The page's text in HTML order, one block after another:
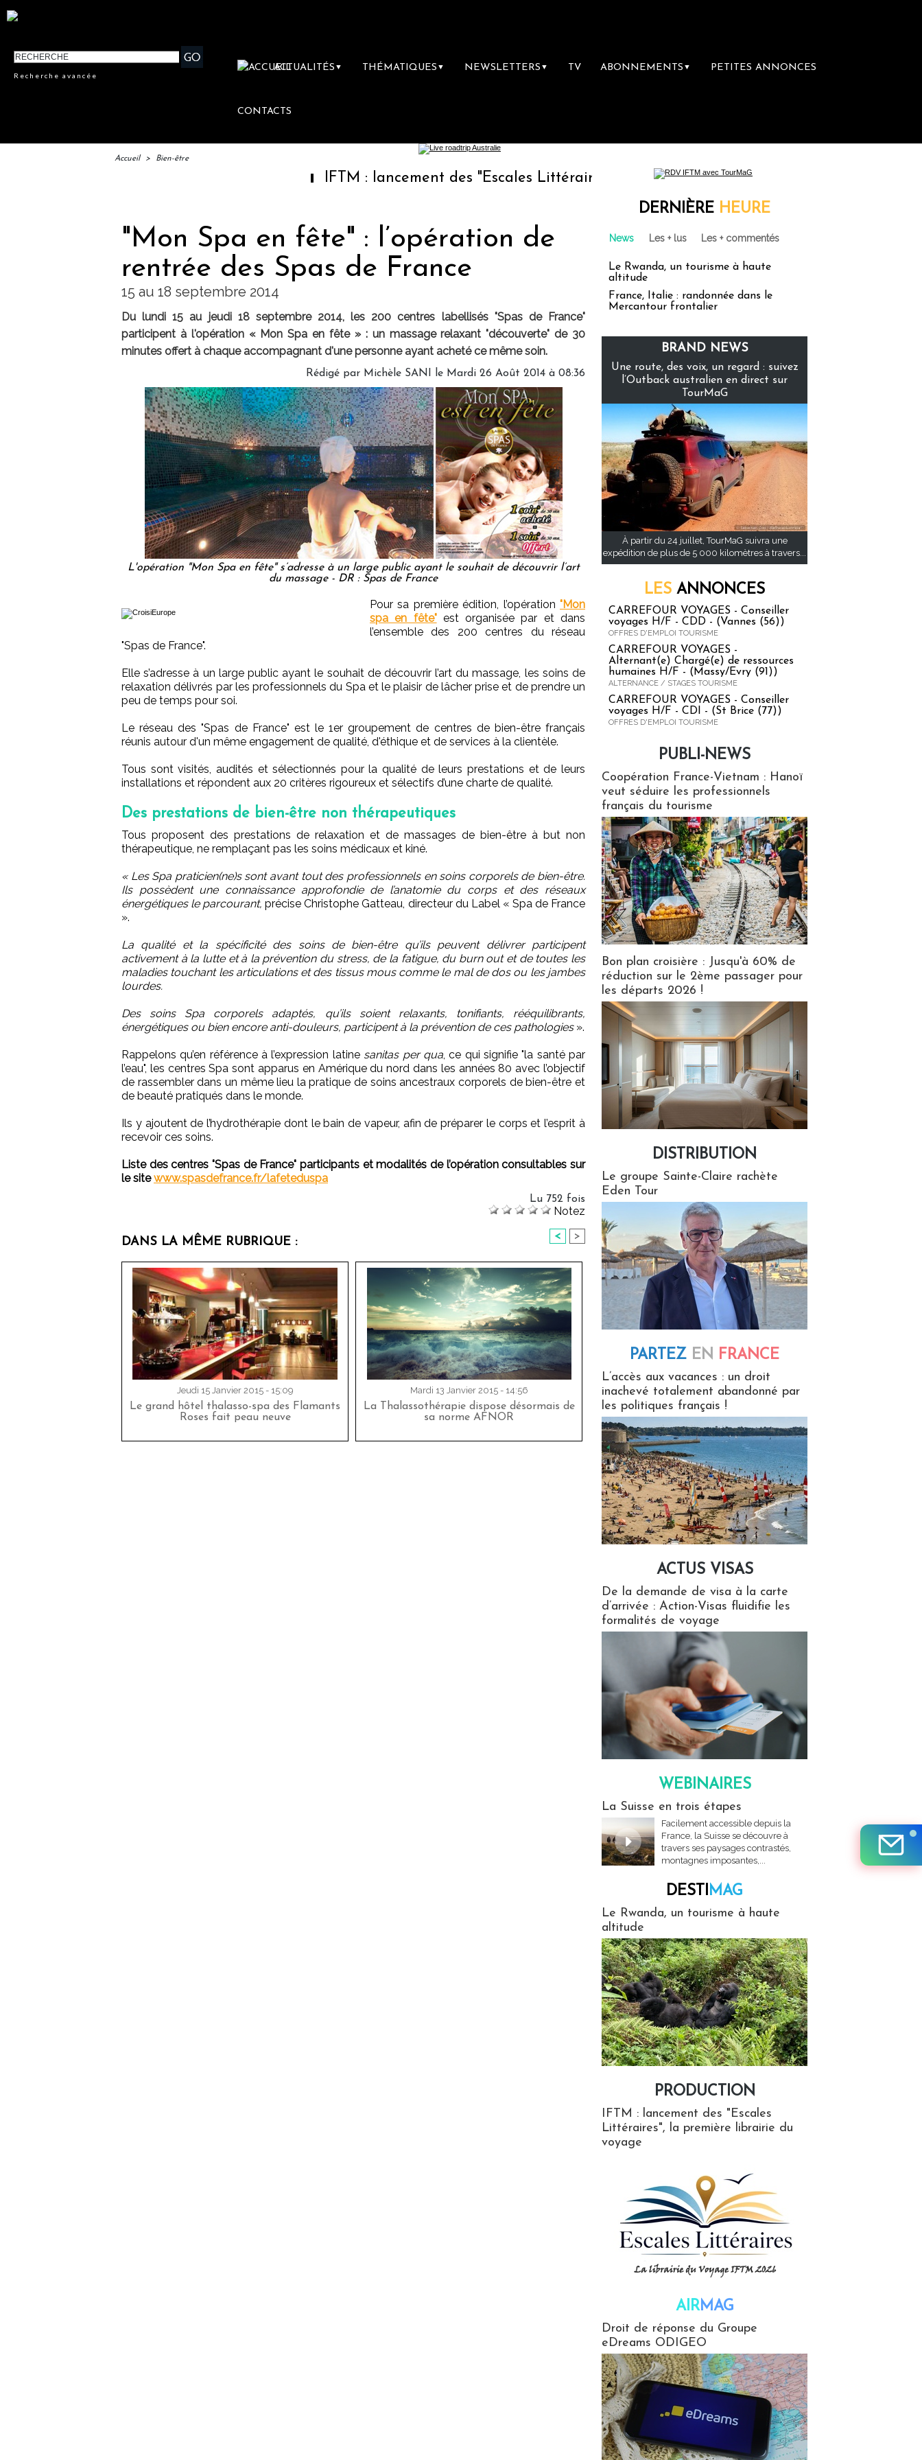
Recherche avancée
ACTUALITÉS ▼ THÉMATIQUES ▼ NEWSLETTERS ▼ TV ABONNEMENTS ▼ PETITES ANNONCES
CONTACTS
Accueil > Bien-être
IFTM : lancement des "Escales Littéraires", la première librairie du voyage
"Mon Spa en fête" : l’opération de
rentrée des Spas de France
15 au 18 septembre 2014
Du lundi 15 au jeudi 18 septembre 2014, les 200 centres labellisés "Spas de France"
participent à l'opération « Mon Spa en fête » : un massage relaxant "découverte" de 30
minutes offert à chaque accompagnant d'une personne ayant acheté ce même soin.
Rédigé par Michèle SANI le Mardi 26 Août 2014 à 08:36
L'opération "Mon Spa en fête" s’adresse à un large public ayant le souhait de découvrir l’art
du massage - DR : Spas de France
Pour sa première édition, l’opération "Mon
spa en fête"est organisée par et dans
l’ensemble des 200 centres du réseau
"Spas de France".
Elle s’adresse à un large public ayant le souhait de découvrir l’art du massage, les soins de
relaxation délivrés par les professionnels du Spa et le plaisir de lâcher prise et de prendre un
peu de temps pour soi.
Le réseau des "Spas de France" est le 1er groupement de centres de bien-être français
réunis autour d'un même engagement de qualité, d'éthique et de services à la clientèle.
Tous sont visités, audités et sélectionnés pour la qualité de leurs prestations et de leurs
installations et répondent aux 20 critères rigoureux et sélectifs d’une charte de qualité.
Des prestations de bien-être non thérapeutiques
Tous proposent des prestations de relaxation et de massages de bien-être à but non
thérapeutique, ne remplaçant pas les soins médicaux et kiné.
« Les Spa praticien(ne)s sont avant tout des professionnels en soins corporels de bien-être.
Ils possèdent une connaissance approfondie de l’anatomie du corps et des réseaux
énergétiques le parcourant, précise Christophe Gatteau, directeur du Label « Spa de France
».
La qualité et la spécificité des soins de bien-être qu’ils peuvent délivrer participent
activement à la lutte et à la prévention du stress, de la fatigue, du burn out et de toutes les
maladies touchant les articulations et des tissus mous comme le mal de dos ou les jambes
lourdes.
Des soins Spa corporels adaptés, qu’ils soient relaxants, tonifiants, rééquilibrants,
énergétiques ou bien encore anti-douleurs, participent à la prévention de ces pathologies».
Rappelons qu’en référence à l’expression latine sanitas per qua, ce qui signifie "la santé par
l’eau", les centres Spa sont apparus en Amérique du nord dans les années 80 avec l’objectif
de rassembler dans un même lieu la pratique de soins ancestraux corporels de bien-être et
de beauté pratiqués dans le monde.
Ils y ajoutent de l’hydrothérapie dont le bain de vapeur, afin de préparer le corps et l’esprit à
recevoir ces soins.
Liste des centres "Spas de France" participants et modalités de l’opération consultables sur
le sitewww.spasdefrance.fr/lafeteduspa
Lu 752 fois
Notez
DANS LA MÊME RUBRIQUE : < >
Jeudi 15 Janvier 2015 - 15:09
Le grand hôtel thalasso-spa des Flamants
Roses fait peau neuve
Mardi 13 Janvier 2015 - 14:56
La Thalassothérapie dispose désormais de
sa norme AFNOR
DERNIÈRE HEURE
News Les + lus Les + commentés
Le Rwanda, un tourisme à haute
altitude
France, Italie : randonnée dans le
Mercantour frontalier
BRAND NEWS
Une route, des voix, un regard : suivez
l’Outback australien en direct sur
TourMaG
À partir du 24 juillet, TourMaG suivra une
expédition de plus de 5 000 kilomètres à travers...
LES ANNONCES
CARREFOUR VOYAGES - Conseiller
voyages H/F - CDD - (Vannes (56))
OFFRES D'EMPLOI TOURISME
CARREFOUR VOYAGES -
Alternant(e) Chargé(e) de ressources
humaines H/F - (Massy/Evry (91))
ALTERNANCE / STAGES TOURISME
CARREFOUR VOYAGES - Conseiller
voyages H/F - CDI - (St Brice (77))
OFFRES D'EMPLOI TOURISME
PUBLI-NEWS
Coopération France-Vietnam : Hanoï
veut séduire les professionnels
français du tourisme
Bon plan croisière : Jusqu'à 60% de
réduction sur le 2ème passager pour
les départs 2026 !
DISTRIBUTION
Le groupe Sainte-Claire rachète
Eden Tour
PARTEZ EN FRANCE
L’accès aux vacances : un droit
inachevé totalement abandonné par
les politiques français !
ACTUS VISAS
De la demande de visa à la carte
d’arrivée : Action-Visas fluidifie les
formalités de voyage
WEBINAIRES
La Suisse en trois étapes
Facilement accessible depuis la
France, la Suisse se découvre à
travers ses paysages contrastés,
montagnes imposantes,...
DESTIMAG
Le Rwanda, un tourisme à haute
altitude
PRODUCTION
IFTM : lancement des "Escales
Littéraires", la première librairie du
voyage
AIRMAG
Droit de réponse du Groupe
eDreams ODIGEO